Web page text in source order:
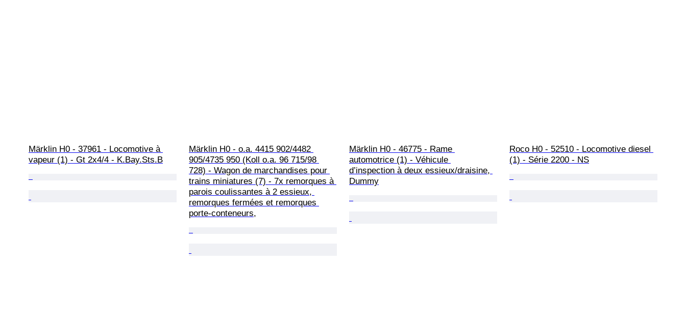
Märklin H0 - 37961 - Locomotive à
vapeur (1) - Gt 2x4/4 - K.Bay.Sts.B
Märklin H0 - o.a. 4415 902/4482
905/4735 950 (Koll o.a. 96 715/98
728) - Wagon de marchandises pour
trains miniatures (7) - 7x remorques à
parois coulissantes à 2 essieux,
remorques fermées et remorques
porte-conteneurs,
Märklin H0 - 46775 - Rame
automotrice (1) - Véhicule
d’inspection à deux essieux/draisine,
Dummy
Roco H0 - 52510 - Locomotive diesel
(1) - Série 2200 - NS